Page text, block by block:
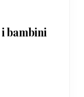
bambini